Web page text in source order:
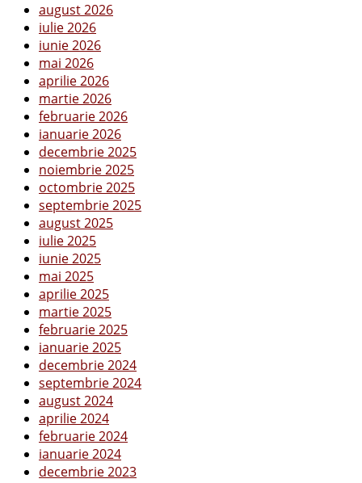
august 2026
iulie 2026
iunie 2026
mai 2026
aprilie 2026
martie 2026
februarie 2026
ianuarie 2026
decembrie 2025
noiembrie 2025
octombrie 2025
septembrie 2025
august 2025
iulie 2025
iunie 2025
mai 2025
aprilie 2025
martie 2025
februarie 2025
ianuarie 2025
decembrie 2024
septembrie 2024
august 2024
aprilie 2024
februarie 2024
ianuarie 2024
decembrie 2023